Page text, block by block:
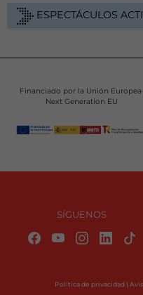
ESPECTÁCULOS
Financiado por la Unión Europea-
Next Generation EU
SÍGUENOS
Política de privacidad |